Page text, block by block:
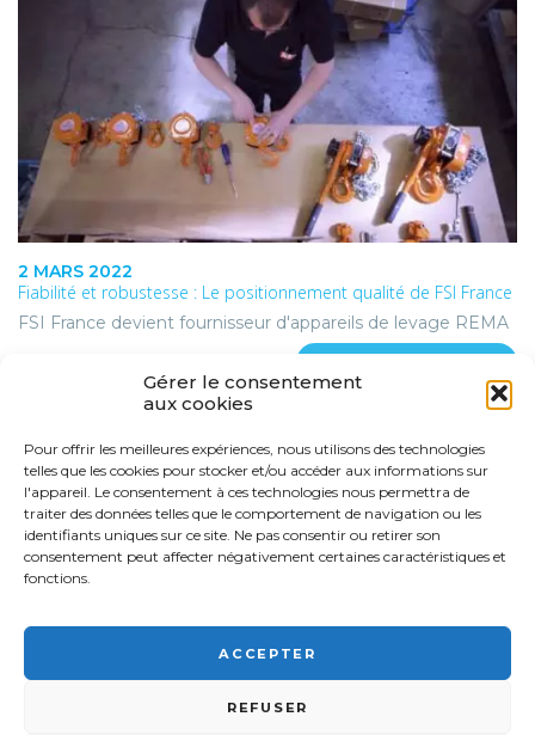
Gérer le consentement
aux cookies
Pour offrir les meilleures expériences, nous utilisons des technologies
telles que les cookies pour stocker et/ou accéder aux informations sur
l'appareil. Le consentement à ces technologies nous permettra de
traiter des données telles que le comportement de navigation ou les
identifiants uniques sur ce site. Ne pas consentir ou retirer son
consentement peut affecter négativement certaines caractéristiques et
fonctions.
ACCEPTER
REFUSER
2 MARS 2022
Fiabilité et robustesse : Le positionnement qualité de FSI France
FSI France devient fournisseur d'appareils de levage REMA